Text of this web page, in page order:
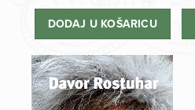
DODAJ U KOŠARICU